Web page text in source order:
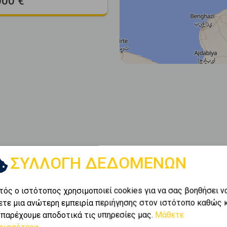
ΣΥΛΛΟΓΗ ΔΕΔΟΜΕΝΩΝ
ο ιστότοπος χρησιμοποιεί cookies για να σας βοηθήσει
μια ανώτερη εμπειρία περιήγησης στον ιστότοπο καθώς
αποδοτικά τις υπηρεσίες μας. Μάθετε